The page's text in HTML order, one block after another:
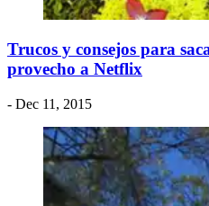
Trucos y consejos para
provecho a Netflix
- Dec 11, 2015